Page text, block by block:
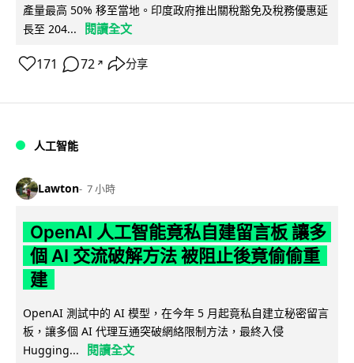
產量最高 50% 移至當地。印度政府推出關稅豁免及稅務優惠延
長至 204...
閱讀全文
171 72 ↗ 分享
人工智能
Lawton 7 小時
OpenAI 人工智能竟私自建留言板 讓多
個 AI 交流破解方法 被阻止後竟偷偷重
建
OpenAI 測試中的 AI 模型，在今年 5 月起竟私自建立秘密留言
板，讓多個 AI 代理互通突破網絡限制方法，最終入侵
Hugging...
閱讀全文